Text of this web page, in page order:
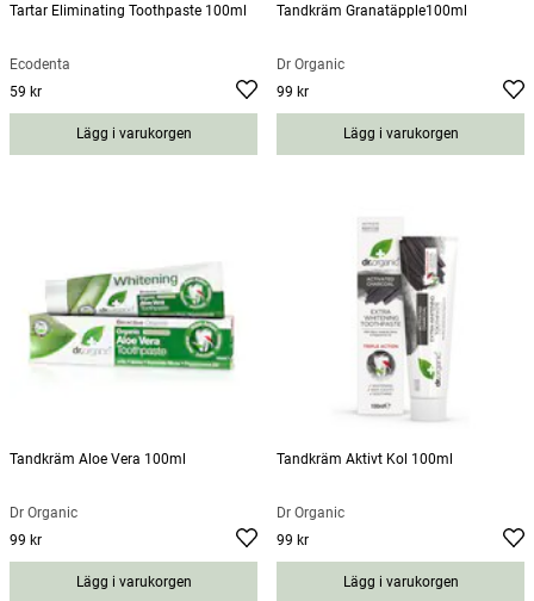
Tartar Eliminating Toothpaste 100ml
Ecodenta
Pris
59 kr
Lägg i varukorgen
Tandkräm Granatäpple100ml
Dr Organic
Pris
99 kr
Lägg i varukorgen
Tandkräm Aloe Vera 100ml
Dr Organic
Pris
99 kr
Lägg i varukorgen
Tandkräm Aktivt Kol 100ml
Dr Organic
Pris
99 kr
Lägg i varukorgen